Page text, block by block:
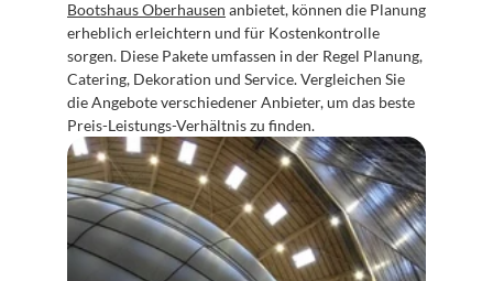
Bootshaus Oberhausen anbietet, können die Planung
erheblich erleichtern und für Kostenkontrolle
sorgen. Diese Pakete umfassen in der Regel Planung,
Catering, Dekoration und Service. Vergleichen Sie
die Angebote verschiedener Anbieter, um das beste
Preis-Leistungs-Verhältnis zu finden.